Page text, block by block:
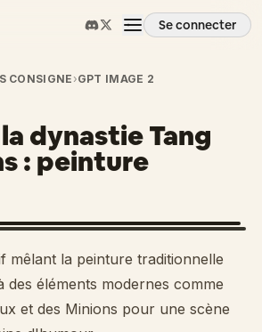
Se connecter
CONSIGNE›GPT IMAGE 2
dynastie Tang
: peinture
mêlant la peinture traditionnelle
des éléments modernes comme
et des Minions pour une scène